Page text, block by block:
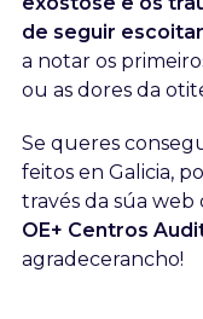
de seguir
a notar os
ou as dores da
Se queres
feitos en Galicia,
través da súa web
OE+ Centros
agradecerancho!